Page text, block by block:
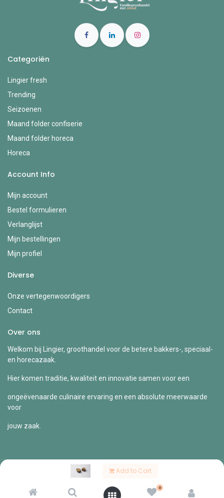
Add to Cart
0
Categoriën
Lingier fresh
Trending
Seizoenen
Maand folder confiserie
Maand folder horeca
Horeca
Account Info
Mijn account
Bestel formulieren
Verlanglijst
Mijn bestellingen
Mijn profiel
Diverse
Onze vertegenwoordigers
Contact
Over ons
Welkom bij Lingier, groothandel voor de betere bakkers-, speciaal-
en horecazaak.
Hier komen traditie, kwaliteit en innovatie samen voor een
ongeëvenaarde culinaire ervaring en een absolute meerwaarde
voor
jouw zaak.
Copyright © Lingier
Nederlands (BE)